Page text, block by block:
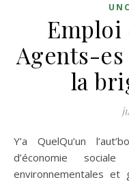
Agents-
la
Y’a QuelQu’un l’aut’bord du mur (YQQ), entreprise
d’économie
environnementales et